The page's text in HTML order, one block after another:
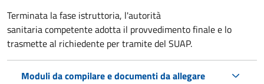
Terminata la fase istruttoria, l'autorità
sanitaria competente adotta il provvedimento finale e lo
trasmette al richiedente per tramite del SUAP.
Moduli da compilare e documenti da allegare